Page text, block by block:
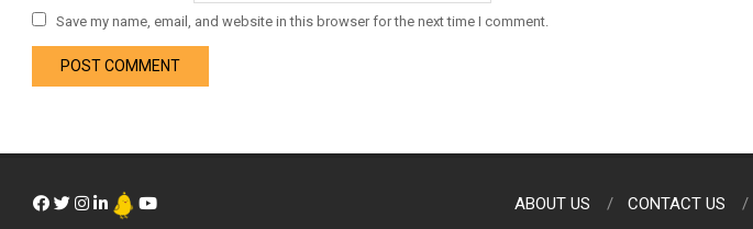
Save my name, email, and website in this browser for the next time I comment.
ABOUT US CONTACT US